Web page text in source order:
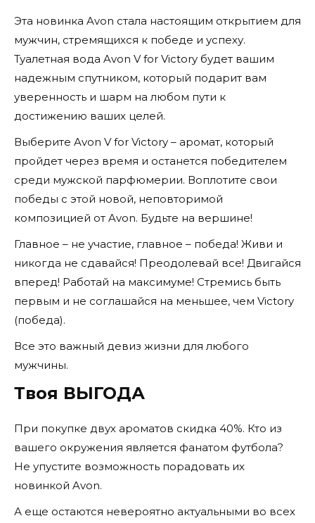
Эта новинка Avon стала настоящим открытием для
мужчин, стремящихся к победе и успеху.
Туалетная вода Avon V for Victory будет вашим
надежным спутником, который подарит вам
уверенность и шарм на любом пути к
достижению ваших целей.
Выберите Avon V for Victory – аромат, который
пройдет через время и останется победителем
среди мужской парфюмерии. Воплотите свои
победы с этой новой, неповторимой
композицией от Avon. Будьте на вершине!
Главное – не участие, главное – победа! Живи и
никогда не сдавайся! Преодолевай все! Двигайся
вперед! Работай на максимуме! Стремись быть
первым и не соглашайся на меньшее, чем Victory
(победа).
Все это важный девиз жизни для любого
мужчины.
Твоя ВЫГОДА
При покупке двух ароматов скидка 40%. Кто из
вашего окружения является фанатом футбола?
Не упустите возможность порадовать их
новинкой Avon.
А еще остаются невероятно актуальными во всех